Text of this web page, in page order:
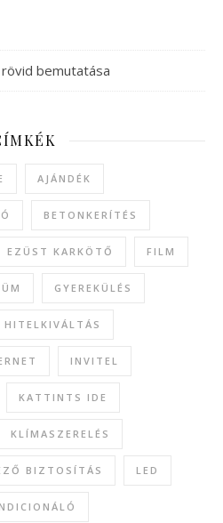
bemutatása
AJÁNDÉK
BETONKERÍTÉS
EZÜST KARKÖTŐ FILM
GYEREKÜLÉS
HITELKIVÁLTÁS
INVITEL
KATTINTS IDE
KLÍMASZERELÉS
BIZTOSÍTÁS LED